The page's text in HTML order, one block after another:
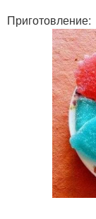
Приготовление: